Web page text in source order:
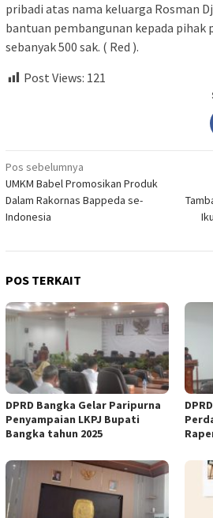
pribadi atas nama keluarga Rosman
bantuan pembangunan kepada pihak
sebanyak 500 sak. ( Red ).
Post Views: 121
Navigasi
pos
Pos sebelumnya
UMKM Babel Promosikan Produk
Dalam Rakornas Bappeda se-
Indonesia
POS TERKAIT
DPRD Bangka Gelar Paripurna
Penyampaian LKPJ Bupati
Bangka tahun 2025